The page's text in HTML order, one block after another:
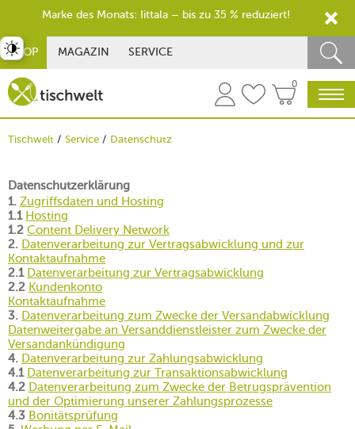
SHOP MAGAZIN SERVICE
0
Tischwelt Service Datenschutz
Datenschutzerklärung
1. Zugriffsdaten und Hosting
1.1 Hosting
1.2 Content Delivery Network
2. Datenverarbeitung zur Vertragsabwicklung und zur
Kontaktaufnahme
2.1 Datenverarbeitung zur Vertragsabwicklung
2.2 Kundenkonto
Kontaktaufnahme
3. Datenverarbeitung zum Zwecke der Versandabwicklung
Datenweitergabe an Versanddienstleister zum Zwecke der
Versandankündigung
4. Datenverarbeitung zur Zahlungsabwicklung
4.1 Datenverarbeitung zur Transaktionsabwicklung
4.2 Datenverarbeitung zum Zwecke der Betrugsprävention
und der Optimierung unserer Zahlungsprozesse
4.3 Bonitätsprüfung
umschalten
Marke des Monats: Iittala – bis zu 35 % reduziert!